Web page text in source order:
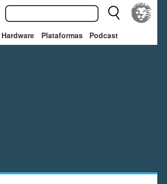
Hardware Plataformas Podcast